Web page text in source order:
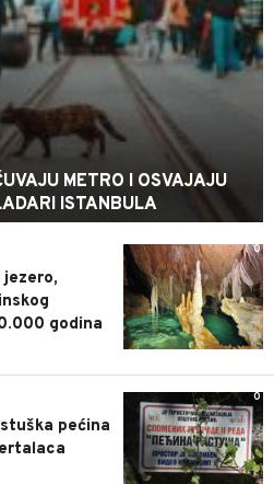
METRO I OSVAJAJU
ISTANBULA
0
jezero,
godina
0
pećina